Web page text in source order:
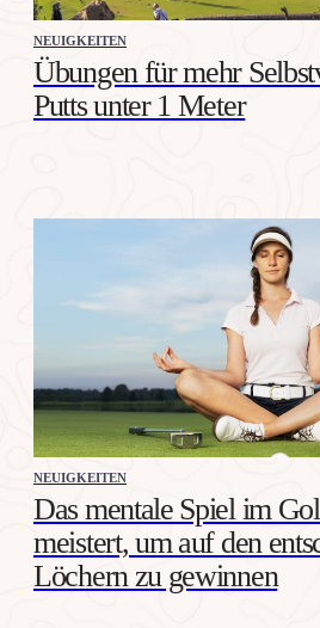
NEUIGKEITEN
Übungen für mehr
Putts unter 1 Meter
NEUIGKEITEN
Das mentale Spiel im
meistert, um auf den
Löchern zu gewinnen